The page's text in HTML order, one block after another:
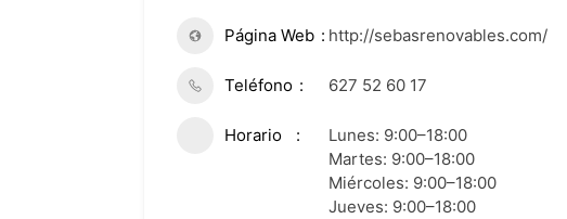
Página Web http://sebasrenovables.com/
Teléfono 627 52 60 17
Horario
Lunes: 9:00–18:00
Martes: 9:00–18:00
Miércoles: 9:00–18:00
Jueves: 9:00–18:00